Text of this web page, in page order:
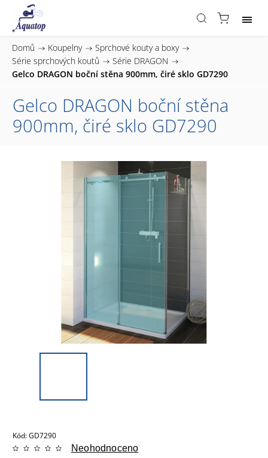
Domů / Koupelny / Sprchové kouty a boxy /
Série sprchových koutů / Série DRAGON /
Gelco DRAGON boční stěna 900mm, čiré sklo GD7290
Gelco DRAGON boční stěna
900mm, čiré sklo GD7290
Kód:GD7290
Neohodnoceno